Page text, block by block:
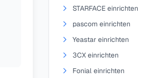
STARFACE einrichten
pascom einrichten
Yeastar einrichten
3CX einrichten
Fonial einrichten